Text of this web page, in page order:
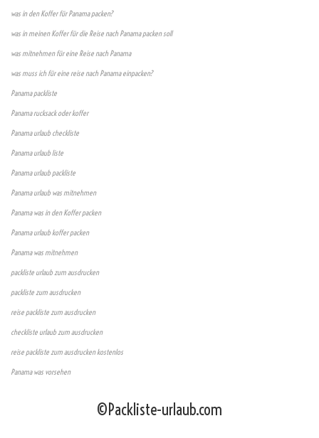
was in den Koffer für Panama packen?
was in meinen Koffer für die Reise nach Panama packen soll
was mitnehmen für eine Reise nach Panama
was muss ich für eine reise nach Panama einpacken?
Panama packliste
Panama rucksack oder koffer
Panama urlaub checkliste
Panama urlaub liste
Panama urlaub packliste
Panama urlaub was mitnehmen
Panama was in den Koffer packen
Panama urlaub koffer packen
Panama was mitnehmen
packliste urlaub zum ausdrucken
packliste zum ausdrucken
reise packliste zum ausdrucken
checkliste urlaub zum ausdrucken
reise packliste zum ausdrucken kostenlos
Panama was vorsehen
©Packliste-urlaub.com